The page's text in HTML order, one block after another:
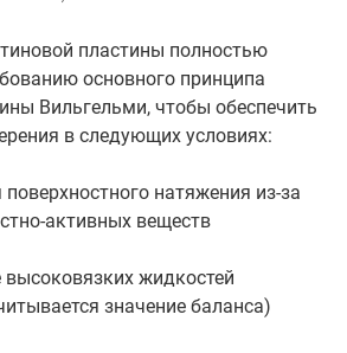
пластины полностью
основного принципа
Вильгельми, чтобы обеспечить
в следующих условиях:
натяжения из-за
активных веществ
жидкостей
значение баланса)